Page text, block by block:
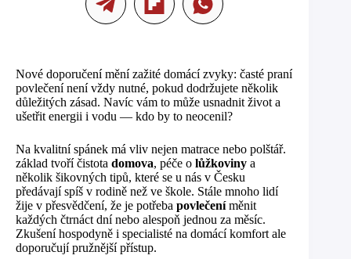
Nové doporučení mění zažité domácí zvyky: časté praní
povlečení není vždy nutné, pokud dodržujete několik
důležitých zásad. Navíc vám to může usnadnit život a
ušetřit energii i vodu — kdo by to neocenil?
Na kvalitní spánek má vliv nejen matrace nebo polštář.
základ tvoří čistota domova, péče o lůžkoviny a
několik šikovných tipů, které se u nás v Česku
předávají spíš v rodině než ve škole. Stále mnoho lidí
žije v přesvědčení, že je potřeba povlečeníměnit
každých čtrnáct dní nebo alespoň jednou za měsíc.
Zkušení hospodyně i specialisté na domácí komfort ale
doporučují pružnější přístup.